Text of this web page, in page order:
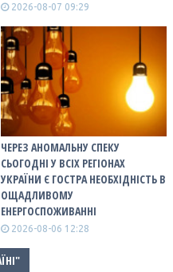
2026-08-07 09:29
ЧЕРЕЗ АНОМАЛЬНУ СПЕКУ
СЬОГОДНІ У ВСІХ РЕГІОНАХ
УКРАЇНИ Є ГОСТРА НЕОБХІДНІСТЬ В
ОЩАДЛИВОМУ
ЕНЕРГОСПОЖИВАННІ
2026-08-06 12:28